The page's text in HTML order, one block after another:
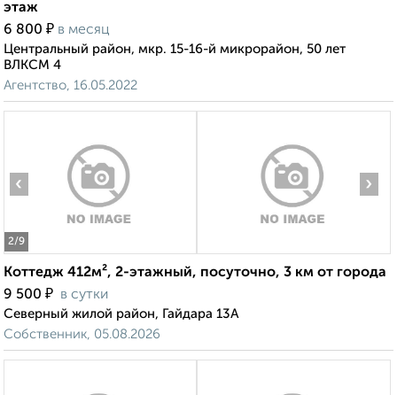
этаж
6 800 ₽ в месяц
Центральный район, мкр. 15-16-й микрорайон, 50 лет
ВЛКСМ 4
Агентство, 16.05.2022
2/9
‹ ›
Коттедж 412м², 2-этажный, посуточно, 3 км от города
9 500 ₽ в сутки
Северный жилой район, Гайдара 13А
Собственник, 05.08.2026